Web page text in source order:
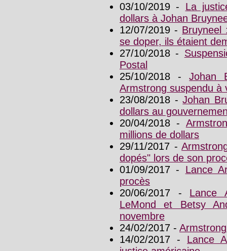
03/10/2019 - La
dollars à Johan
12/07/2019 - Bruyneel
se doper, ils étaient
27/10/2018 -
Postal
25/10/2018 -Johan
Armstrong suspendu à
23/08/2018 -Johan
dollars au
20/04/2018 -
millions de dollars
29/11/2017 -
dopés" lors de son
01/09/2017 - Lance
procès
20/06/2017 - Lance
LeMond et Betsy
novembre
24/02/2017 -
14/02/2017 - Lance